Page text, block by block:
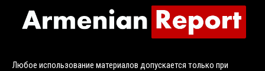
Любое использование материалов допускается только при